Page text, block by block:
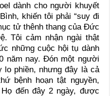
dành cho người khuyết
khiến tôi phải “suy đi
tử thênh thang của Đức
Tôi cảm nhận ngài thật
những cuộc hội tụ dành
năm nay. Đón một người
lo phiền, nhưng đây là cả
bệnh hoạn tật nguyền,
đến đây 2 ngày, được